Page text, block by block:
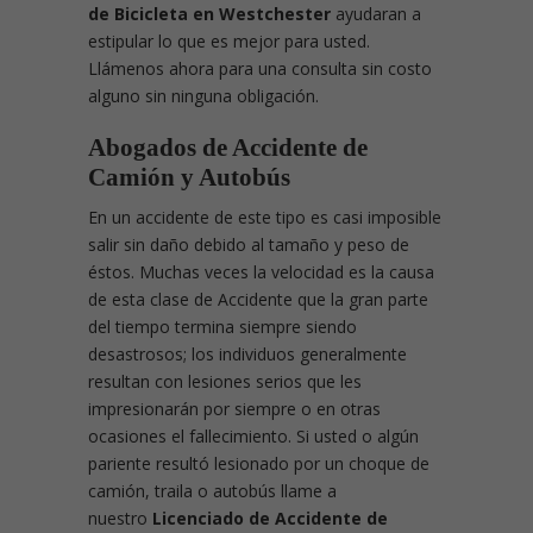
de Bicicleta en Westchester ayudaran a
estipular lo que es mejor para usted.
Llámenos ahora para una consulta sin costo
alguno sin ninguna obligación.
Abogados de Accidente de
Camión y Autobús
En un accidente de este tipo es casi imposible
salir sin daño debido al tamaño y peso de
éstos. Muchas veces la velocidad es la causa
de esta clase de Accidente que la gran parte
del tiempo termina siempre siendo
desastrosos; los individuos generalmente
resultan con lesiones serios que les
impresionarán por siempre o en otras
ocasiones el fallecimiento. Si usted o algún
pariente resultó lesionado por un choque de
camión, traila o autobús llame a
nuestro Licenciado de Accidente de